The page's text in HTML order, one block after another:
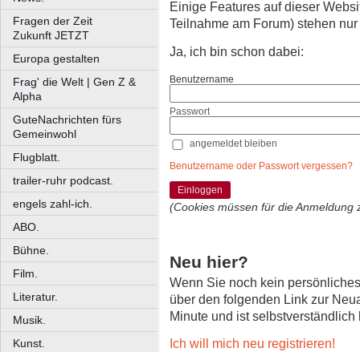
Fragen der Zeit
Zukunft JETZT
Europa gestalten
Frag' die Welt | Gen Z &
Alpha
GuteNachrichten fürs
Gemeinwohl
Flugblatt.
trailer-ruhr podcast.
engels zahl-ich.
ABO.
Bühne.
Film.
Literatur.
Musik.
Kunst.
Einige Features auf dieser
Teilnahme am Forum) stehen
Ja, ich bin schon dabei:
Benutzername
Passwort
angemeldet bleiben
Benutzername oder Passwort vergessen?
Einloggen
(Cookies müssen für die Anmeldung
Neu hier?
Wenn Sie noch kein
über den folgenden Link zur
Minute und ist selbstverständlich
Ich will mich neu registrieren!